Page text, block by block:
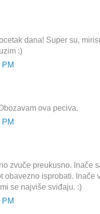
dana! Super su,
:)
ova peciva.
zvuče preukusno. Inače
obavezno isprobati. Inače
se najviše sviđaju. :)